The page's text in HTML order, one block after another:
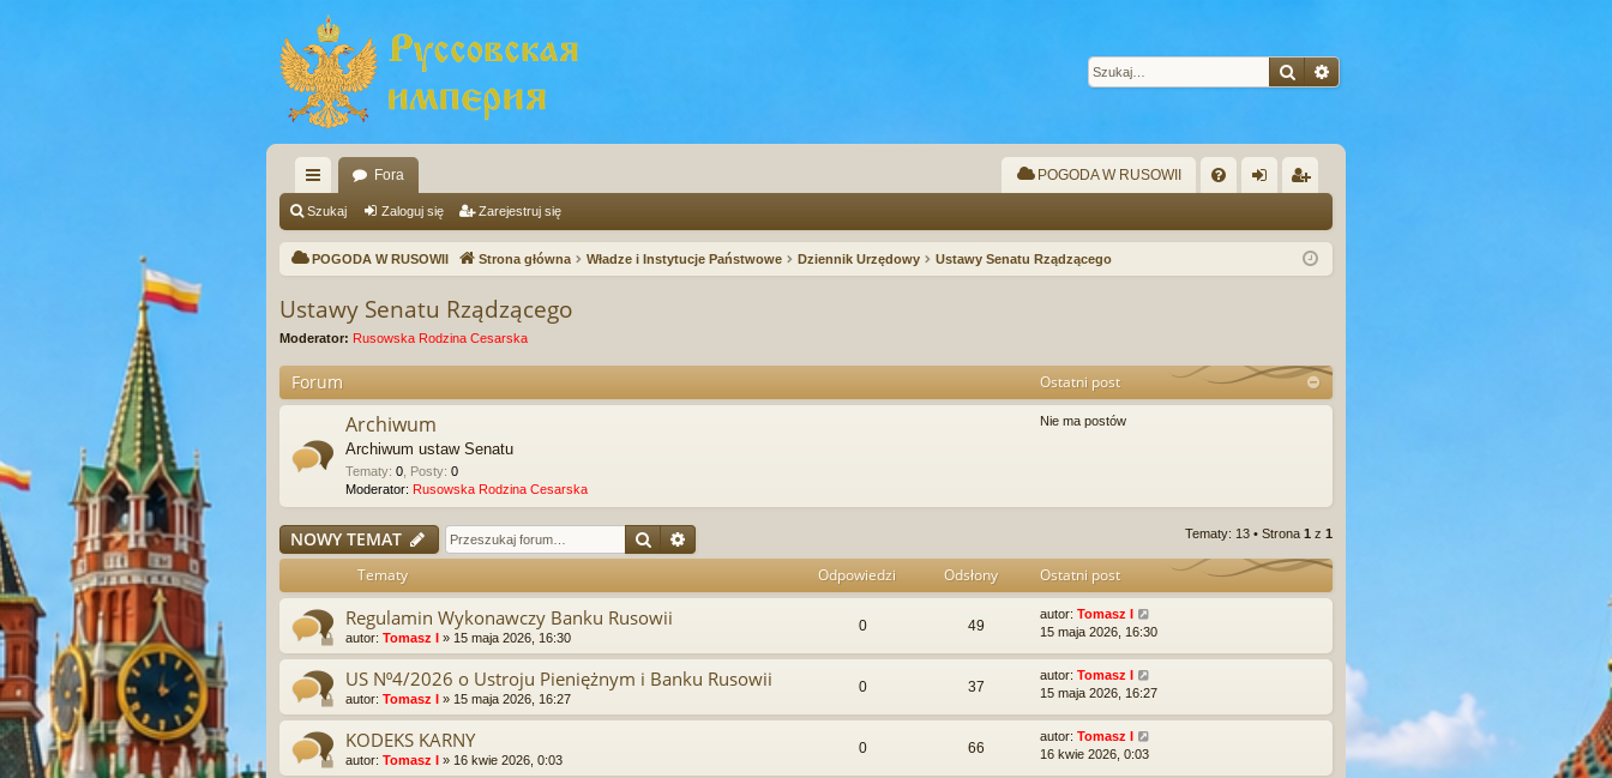
SzukajWyszukiwanie zaawansowane
ię
ce
…
Fora POGODA W RUSOWII
Q og ej
si
Szukaj Zaloguj się Zarejestruj się
POGODA W RUSOWII Strona główna Władze i Instytucje Państwowe Dziennik Urzędowy Ustawy Senatu Rządzącego
Ustawy Senatu Rządzącego
Moderator: Rusowska Rodzina Cesarska
Forum Ostatni post
Archiwum
Archiwum ustaw Senatu
Tematy: 0, Posty: 0
Moderator: Rusowska Rodzina Cesarska
Nie ma postów
NOWY TEMAT Szukaj Tematy: 13 • Strona 1 z 1
Tematy Odpowiedzi Odsłony Ostatni post
Regulamin Wykonawczy Banku Rusowii
autor: Tomasz I » 15 maja 2026, 16:30
0 49
autor: Tomasz I
15 maja 2026, 16:30
US N⁰4/2026 o Ustroju Pieniężnym i Banku Rusowii
autor: Tomasz I » 15 maja 2026, 16:27
0 37
autor: Tomasz I
15 maja 2026, 16:27
KODEKS KARNY
autor: Tomasz I » 16 kwie 2026, 0:03
0 66
autor: Tomasz I
16 kwie 2026, 0:03